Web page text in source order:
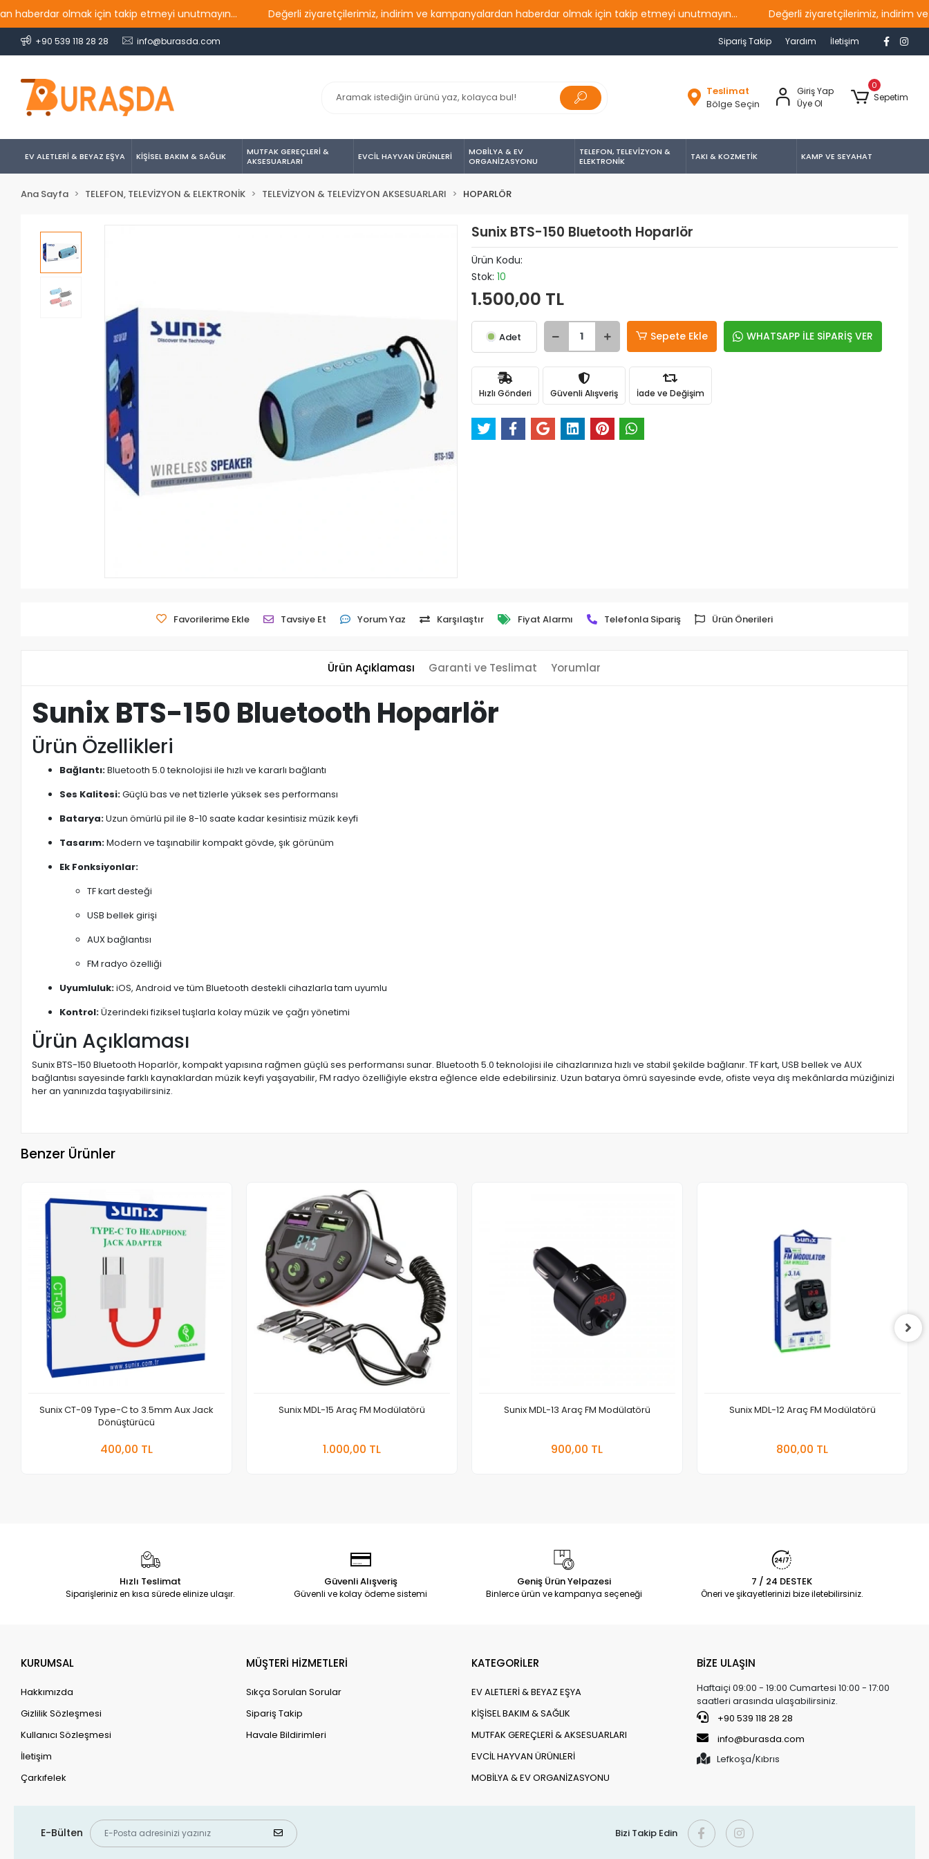
olmak için takip etmeyi unutmayın... Değerli ziyaretçilerimiz, indirim ve kampanyalardan haberdar olmak için takip etmeyi unutmayın... Değerli ziyaretçilerimiz, indirim ve
+90 539 118 28 28 info@burasda.com Sipariş Takip Yardım İletişim
Teslimat
Bölge Seçin
Giriş Yap
Üye Ol
0
Sepetim
EV ALETLERİ & BEYAZ EŞYA KİŞİSEL BAKIM & SAĞLIK
MUTFAK GEREÇLERİ &
AKSESUARLARI
EVCİL HAYVAN ÜRÜNLERİ
MOBİLYA & EV
ORGANİZASYONU
TELEFON, TELEVİZYON &
ELEKTRONİK
TAKI & KOZMETİK KAMP VE SEYAHAT
Ana Sayfa TELEFON, TELEVİZYON & ELEKTRONİK TELEVİZYON & TELEVİZYON AKSESUARLARI HOPARLÖR
Sunix BTS-150 Bluetooth Hoparlör
Ürün Kodu:
Stok: 10
1.500,00 TL
Adet Sepete Ekle WHATSAPP İLE SİPARİŞ VER
Hızlı Gönderi Güvenli Alışveriş İade ve Değişim
Favorilerime Ekle Tavsiye Et Yorum Yaz Karşılaştır Fiyat Alarmı Telefonla Sipariş Ürün Önerileri
Ürün Açıklaması Garanti ve Teslimat Yorumlar
Sunix BTS-150 Bluetooth Hoparlör
Ürün Özellikleri
Bağlantı:Bluetooth 5.0 teknolojisi ile hızlı ve kararlı bağlantı
Ses Kalitesi:Güçlü bas ve net tizlerle yüksek ses performansı
Batarya:Uzun ömürlü pil ile 8-10 saate kadar kesintisiz müzik keyfi
Tasarım:Modern ve taşınabilir kompakt gövde, şık görünüm
Ek Fonksiyonlar:
TF kart desteği
USB bellek girişi
AUX bağlantısı
FM radyo özelliği
Uyumluluk:iOS, Android ve tüm Bluetooth destekli cihazlarla tam uyumlu
Kontrol:Üzerindeki fiziksel tuşlarla kolay müzik ve çağrı yönetimi
Ürün Açıklaması
Sunix BTS-150 Bluetooth Hoparlör, kompakt yapısına rağmen güçlü ses performansı sunar. Bluetooth 5.0 teknolojisi ile cihazlarınıza hızlı ve stabil şekilde bağlanır. TF kart, USB bellek ve AUX
bağlantısı sayesinde farklı kaynaklardan müzik keyfi yaşayabilir, FM radyo özelliğiyle ekstra eğlence elde edebilirsiniz. Uzun batarya ömrü sayesinde evde, ofiste veya dış mekânlarda müziğinizi
her an yanınızda taşıyabilirsiniz.
Benzer Ürünler
Sunix CT-09 Type-C to 3.5mm Aux Jack
Dönüştürücü
400,00 TL
Sunix MDL-15 Araç FM Modülatörü
1.000,00 TL
Sunix MDL-13 Araç FM Modülatörü
900,00 TL
Sunix MDL-12 Araç FM Modülatörü
800,00 TL
Hızlı Teslimat
Siparişleriniz en kısa sürede elinize ulaşır.
Güvenli Alışveriş
Güvenli ve kolay ödeme sistemi
Geniş Ürün Yelpazesi
Binlerce ürün ve kampanya seçeneği
7 / 24 DESTEK
Öneri ve şikayetlerinizi bize iletebilirsiniz.
KURUMSAL
Hakkımızda
Gizlilik Sözleşmesi
Kullanıcı Sözleşmesi
İletişim
Çarkıfelek
MÜŞTERİ HİZMETLERİ
Sıkça Sorulan Sorular
Sipariş Takip
Havale Bildirimleri
KATEGORİLER
EV ALETLERİ & BEYAZ EŞYA
KİŞİSEL BAKIM & SAĞLIK
MUTFAK GEREÇLERİ & AKSESUARLARI
EVCİL HAYVAN ÜRÜNLERİ
MOBİLYA & EV ORGANİZASYONU
BİZE ULAŞIN
Haftaiçi 09:00 - 19:00 Cumartesi 10:00 - 17:00
saatleri arasında ulaşabilirsiniz.
+90 539 118 28 28
info@burasda.com
Lefkoşa/Kıbrıs
E-Bülten Bizi Takip Edin